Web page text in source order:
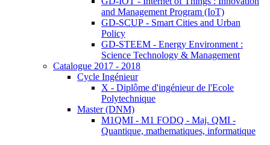
and Management Program (IoT)
GD-SCUP - Smart Cities and Urban
Policy
GD-STEEM - Energy Environment :
Science Technology & Management
Catalogue 2017 - 2018
Cycle Ingénieur
X - Diplôme d'ingénieur de l'Ecole
Polytechnique
Master (DNM)
M1QMI - M1 FODQ - Maj. QMI -
Quantique, mathematiques, informatique